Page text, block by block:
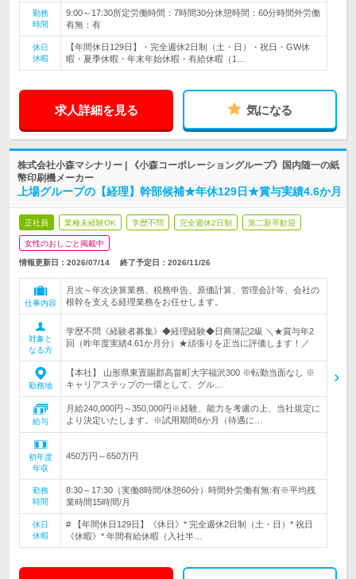
勤務
時間
9:00～17:30所定労働時間：7時間30分休憩時間：60分時間外労働
有無：有
休日
休暇
【年間休日129日】・完全週休2日制（土・日）・祝日・GW休
暇・夏季休暇・年末年始休暇・有給休暇（1…
求人詳細を見る 気になる
株式会社小森マシナリー | 《小森コーポレーショングループ》国内随一の紙
幣印刷機メーカー
上場グループの【経理】幹部候補★年休129日★賞与実績4.6か月
正社員 業種未経験OK 学歴不問 完全週休2日制 第二新卒歓迎
女性のおしごと掲載中
情報更新日：2026/07/14 終了予定日： 2026/11/26
仕事内容
月次～年次決算業務、税務申告、原価計算、管理会計等、会社の
根幹を支える経理業務をお任せします。
対象と
なる方
学歴不問《経験者募集》◆経理経験◆日商簿記2級 ＼★賞与年2
回（昨年度実績4.61か月分）★頑張りを正当に評価します！／
勤務地
【本社】 山形県東置賜郡高畠町大字福沢300 ※転勤当面なし ※
キャリアステップの一環として、グル…
給与
月給240,000円～350,000円※経験、能力を考慮の上、当社規定に
より決定いたします。※試用期間6か月（待遇に…
初年度
年収
450万円～650万円
勤務
時間
8:30～17:30（実働8時間/休憩60分）時間外労働有無:有※平均残
業時間15時間/月
休日
休暇
# 【年間休日129日】《休日》* 完全週休2日制（土・日）* 祝日
《休暇》* 年間有給休暇（入社半…